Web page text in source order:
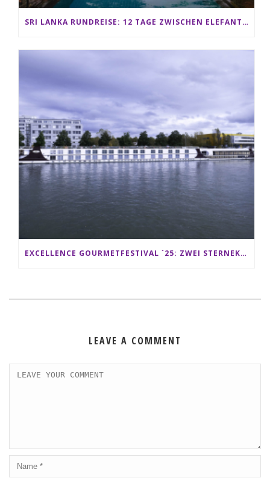
SRI LANKA RUNDREISE: 12 TAGE ZWISCHEN ELEFANTEN, TEEPLANTAGEN & STRAND ALS FAMILIE
EXCELLENCE GOURMETFESTIVAL ´25: ZWEI STERNEKÖCHE ANTONIO GUIDA & DARIO MORESCO VERWÖHNEN IHRE GÄSTE AUF EINER LUXERIÖSEN SCHIFFSREISE
LEAVE A COMMENT